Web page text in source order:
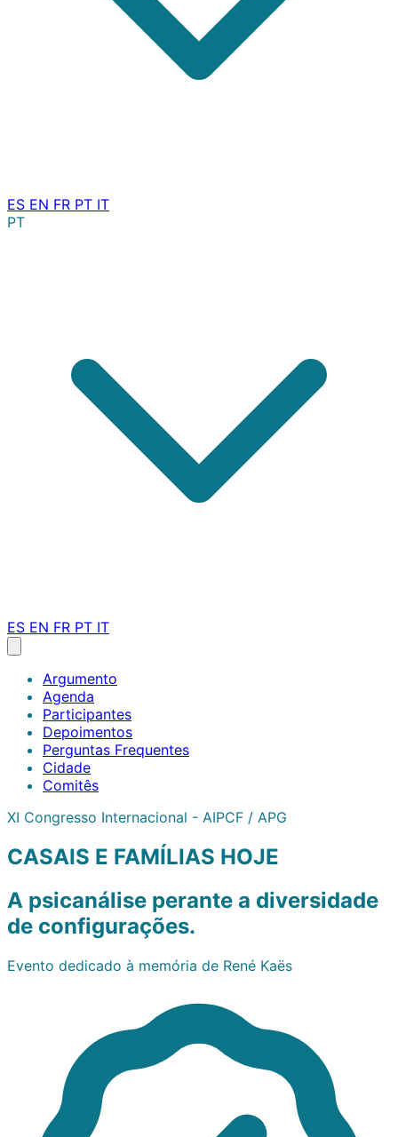
ES EN FR PT IT
PT
ES EN FR PT IT
Argumento
Agenda
Participantes
Depoimentos
Perguntas Frequentes
Cidade
Comitês
XI Congresso Internacional - AIPCF / APG
CASAIS E FAMÍLIAS HOJE
A psicanálise perante a diversidade
de configurações.
Evento dedicado à memória de René Kaës